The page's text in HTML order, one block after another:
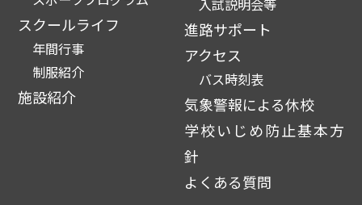
スクールライフ
年間行事
制服紹介
施設紹介
進路サポート
アクセス
バス時刻表
気象警報による休校
学校いじめ防止基本方
針
よくある質問